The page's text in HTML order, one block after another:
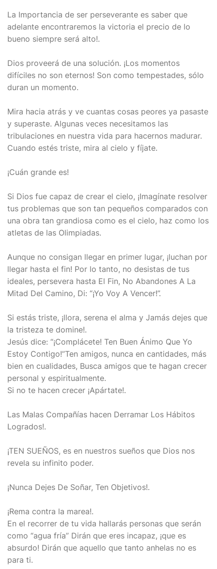
La Importancia de ser perseverante es saber que
adelante encontraremos la victoria el precio de lo
bueno siempre será alto!.
Dios proveerá de una solución. ¡Los momentos
difíciles no son eternos! Son como tempestades, sólo
duran un momento.
Mira hacia atrás y ve cuantas cosas peores ya pasaste
y superaste. Algunas veces necesitamos las
tribulaciones en nuestra vida para hacernos madurar.
Cuando estés triste, mira al cielo y fíjate.
¡Cuán grande es!
Si Dios fue capaz de crear el cielo, ¡Imagínate resolver
tus problemas que son tan pequeños comparados con
una obra tan grandiosa como es el cielo, haz como los
atletas de las Olimpiadas.
Aunque no consigan llegar en primer lugar, ¡luchan por
llegar hasta el fin! Por lo tanto, no desistas de tus
ideales, persevera hasta El Fin, No Abandones A La
Mitad Del Camino, Di: “¡Yo Voy A Vencer!”.
Si estás triste, ¡llora, serena el alma y Jamás dejes que
la tristeza te domine!.
Jesús dice: “¡Complácete! Ten Buen Ánimo Que Yo
Estoy Contigo!”Ten amigos, nunca en cantidades, más
bien en cualidades, Busca amigos que te hagan crecer
personal y espiritualmente.
Si no te hacen crecer ¡Apártate!.
Las Malas Compañías hacen Derramar Los Hábitos
Logrados!.
¡TEN SUEÑOS, es en nuestros sueños que Dios nos
revela su infinito poder.
¡Nunca Dejes De Soñar, Ten Objetivos!.
¡Rema contra la marea!.
En el recorrer de tu vida hallarás personas que serán
como “agua fría” Dirán que eres incapaz, ¡que es
absurdo! Dirán que aquello que tanto anhelas no es
para ti.